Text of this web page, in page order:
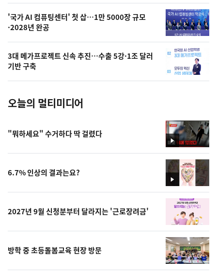
오
의
사
진
'국가 AI 컴퓨팅센터' 첫 삽…1만 5000장 규모
·2028년 완공
3대 메가프로젝트 신속 추진…수출 5강·1조 달러
기반 구축
오늘의 멀티미디어
영
상
"뭐하세요" 수거하다 딱 걸렸다
영
상
6.7% 인상의 결과는요?
2027년 9월 신청분부터 달라지는 '근로장려금'
방학 중 초등돌봄교육 현장 방문